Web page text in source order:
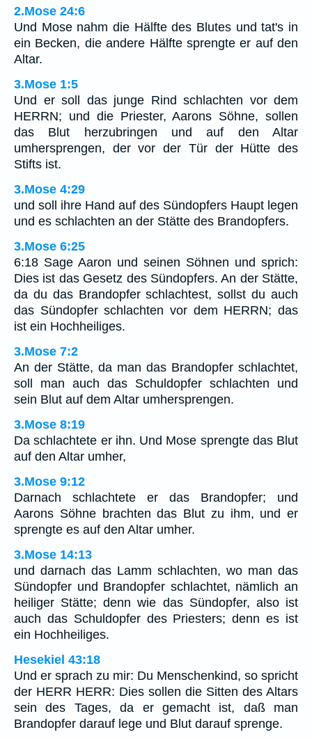
2.Mose 24:6
Und Mose nahm die Hälfte des Blutes und tat's in
ein Becken, die andere Hälfte sprengte er auf den
Altar.
3.Mose 1:5
Und er soll das junge Rind schlachten vor dem
HERRN; und die Priester, Aarons Söhne, sollen
das Blut herzubringen und auf den Altar
umhersprengen, der vor der Tür der Hütte des
Stifts ist.
3.Mose 4:29
und soll ihre Hand auf des Sündopfers Haupt legen
und es schlachten an der Stätte des Brandopfers.
3.Mose 6:25
6:18 Sage Aaron und seinen Söhnen und sprich:
Dies ist das Gesetz des Sündopfers. An der Stätte,
da du das Brandopfer schlachtest, sollst du auch
das Sündopfer schlachten vor dem HERRN; das
ist ein Hochheiliges.
3.Mose 7:2
An der Stätte, da man das Brandopfer schlachtet,
soll man auch das Schuldopfer schlachten und
sein Blut auf dem Altar umhersprengen.
3.Mose 8:19
Da schlachtete er ihn. Und Mose sprengte das Blut
auf den Altar umher,
3.Mose 9:12
Darnach schlachtete er das Brandopfer; und
Aarons Söhne brachten das Blut zu ihm, und er
sprengte es auf den Altar umher.
3.Mose 14:13
und darnach das Lamm schlachten, wo man das
Sündopfer und Brandopfer schlachtet, nämlich an
heiliger Stätte; denn wie das Sündopfer, also ist
auch das Schuldopfer des Priesters; denn es ist
ein Hochheiliges.
Hesekiel 43:18
Und er sprach zu mir: Du Menschenkind, so spricht
der HERR HERR: Dies sollen die Sitten des Altars
sein des Tages, da er gemacht ist, daß man
Brandopfer darauf lege und Blut darauf sprenge.